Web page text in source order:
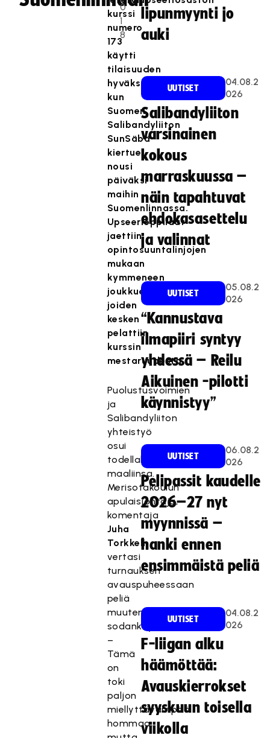
0
1
8
kurssi
numero
173
käytti
tilaisuuden
hyväkseen,
kun
Suomen
Salibandyliiton
SunSäbä-
kiertue
nousi
päiväksi
maihin
Suomenlinnassa.
Upseerioppilaat
jaettiin
opintosuuntalinjojen
mukaan
kymmeneen
joukkueeseen,
joiden
kesken
pelattiin
kurssin
mestaruudesta.
Puolustusvoimien
ja
Salibandyliiton
yhteistyö
osui
todellakin
maaliinsa.
Merisotakoulun
apulaisjohtaja,
komentaja
Juha
Torkkeli,
vertasi
turnauksen
avauspuheessaan
peliä
muutenkin
sodankäyntiin.
–
Tämä
on
toki
paljon
miellyttävämpää
hommaa,
lipunmyynti jo
auki
UUTISET
04.08.2
026
Salibandyliiton
varsinainen
kokous
marraskuussa –
näin tapahtuvat
ehdokasasettelu
ja valinnat
UUTISET
05.08.2
026
“Kannustava
ilmapiiri syntyy
yhdessä – Reilu
Aikuinen -pilotti
käynnistyy”
UUTISET
06.08.2
026
Pelipassit kaudelle
2026–27 nyt
myynnissä –
hanki ennen
ensimmäistä peliä
UUTISET
04.08.2
026
F-liigan alku
häämöttää:
Avauskierrokset
syyskuun toisella
viikolla